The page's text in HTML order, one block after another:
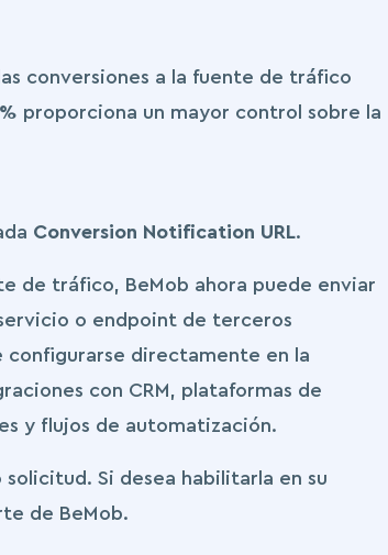
conversiones a la fuente de tráfico
proporciona un mayor control sobre la
Conversion Notification URL.
de tráfico, BeMob ahora puede enviar
o endpoint de terceros
configurarse directamente en la
con CRM, plataformas de
y flujos de automatización.
Si desea habilitarla en su
de BeMob.